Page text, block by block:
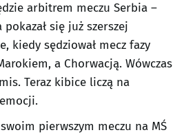
arbitrem meczu Serbia –
się już szerszej
kiedy sędziował mecz fazy
a Chorwacją. Wówczas
Teraz kibice liczą na
pierwszym meczu na MŚ